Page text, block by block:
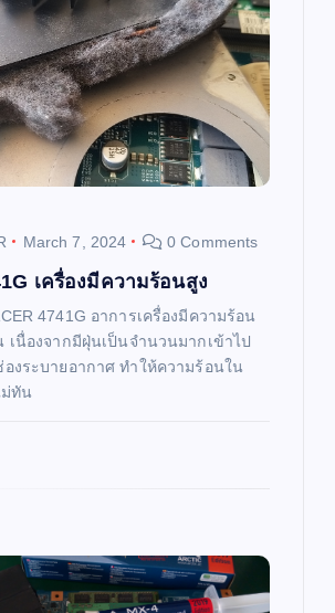
March 7, 2024 0 Comments
เครื่องมีความร้อนสูง
4741G อาการเครื่องมีความร้อน
เนื่องจากมีฝุ่นเป็นจำนวนมากเข้าไป
งระบายอากาศ ทำให้ความร้อนใน
ม่ทัน